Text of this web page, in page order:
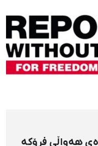
هەواڵی فڕۆکە